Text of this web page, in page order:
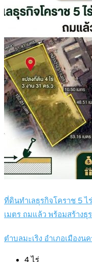
ที่ดินทำเลธุรกิจโคราช 5
เมตร ถมแล้ว พร้อมสร้างธุ
ตำบลมะเริง อำเภอเมือง
4ไร่